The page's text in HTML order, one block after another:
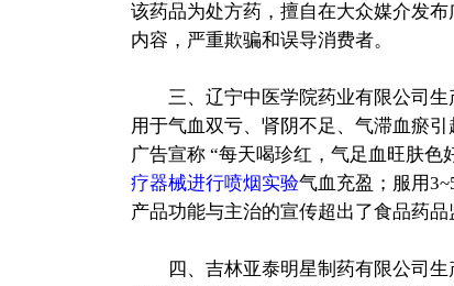
该药品为处方药，擅自在大众媒介发
内容，严重欺骗和误导消费者。
三、辽宁中医学院药业有限公司生
用于气血双亏、肾阴不足、气滞血瘀引
广告宣称 “每天喝珍红，气足血旺肤色
疗器械进行喷烟实验气血充盈；服用
产品功能与主治的宣传超出了食品药
四、吉林亚泰明星制药有限公司生产